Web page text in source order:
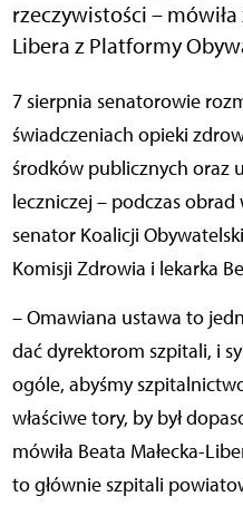
rzeczywistości – mówiła
Libera z Platformy
7 sierpnia senatorowie rozmawiali o nowelizacji ustawy o
świadczeniach opieki
środków publicznych oraz
leczniczej – podczas
senator Koalicji
Komisji Zdrowia i lekarka
– Omawiana ustawa to
dać dyrektorom szpitali, i
ogóle, abyśmy
właściwe tory, by był
mówiła Beata Małecka-
to głównie szpitali